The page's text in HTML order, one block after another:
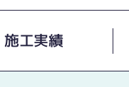
施工実績